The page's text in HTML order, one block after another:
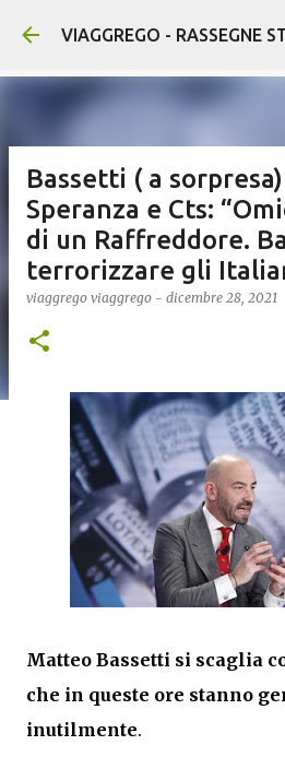
Passa ai contenuti
VIAGGREGO - RASSEGNE
Bassetti ( a
Speranza e Cts:
di un Raffreddore.
terrorizzare gli
viaggrego viaggrego - dicembre 28, 2021
Matteo Bassetti si scaglia
che in queste ore stanno
inutilmente.